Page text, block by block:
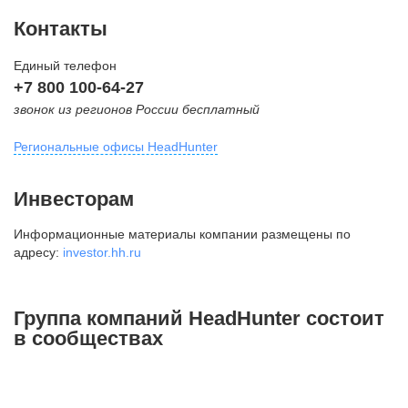
Контакты
Единый телефон
+7 800 100-64-27
звонок из регионов России бесплатный
Региональные офисы HeadHunter
внутригородская территория
Муниципальный округ Тверской,
2-я Брестская ул., д. 48,
+7 495 980-64-27
Инвесторам
Информационные материалы компании размещены по
адресу: investor.hh.ru
Группа компаний HeadHunter состоит
в сообществах